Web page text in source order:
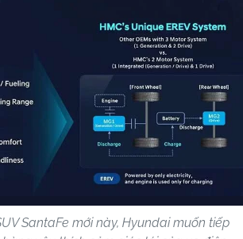
SantaFe mới này, Hyundai muốn tiếp